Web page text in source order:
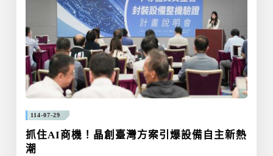
114-07-29
抓住AI商機！晶創臺灣方案引爆設備自主新熱
潮